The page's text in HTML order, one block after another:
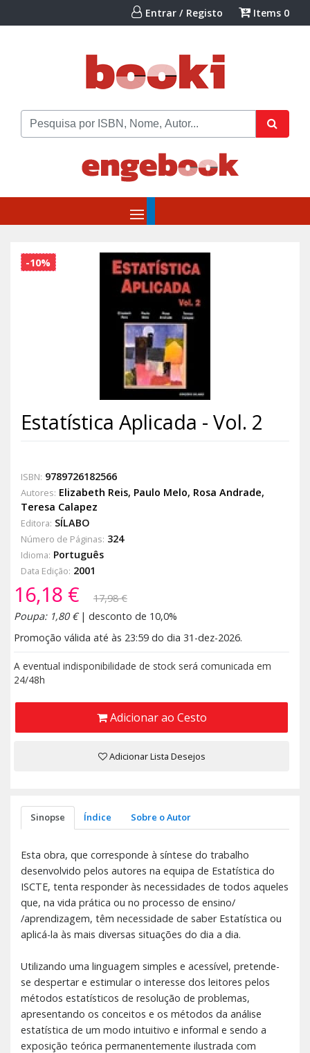
Entrar / Registo Items 0
-10%
Estatística Aplicada - Vol. 2
ISBN: 9789726182566
Autores: Elizabeth Reis, Paulo Melo, Rosa Andrade,
Teresa Calapez
Editora: SÍLABO
Número de Páginas: 324
Idioma: Português
Data Edição: 2001
16,18 €
17,98 €
Poupa: 1,80 €| desconto de 10,0%
Promoção válida até às 23:59 do dia 31-dez-2026.
A eventual indisponibilidade de stock será comunicada em
24/48h
Adicionar ao Cesto
Adicionar Lista Desejos
Sinopse Índice Sobre o Autor
Esta obra, que corresponde à síntese do trabalho
desenvolvido pelos autores na equipa de Estatística do
ISCTE, tenta responder às necessidades de todos aqueles
que, na vida prática ou no processo de ensino/
/aprendizagem, têm necessidade de saber Estatística ou
aplicá-la às mais diversas situações do dia a dia.
Utilizando uma linguagem simples e acessível, pretende-
se despertar e estimular o interesse dos leitores pelos
métodos estatísticos de resolução de problemas,
apresentando os conceitos e os métodos da análise
estatística de um modo intuitivo e informal e sendo a
exposição teórica permanentemente ilustrada com